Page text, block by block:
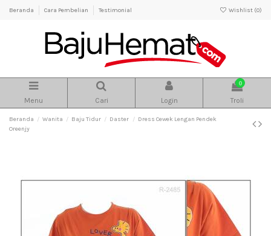
Beranda Cara Pembelian Testimonial Wishlist (0)
Menu Cari Login
0
Troli
Beranda Wanita Baju Tidur Daster
Dress Cewek Lengan Pendek
Oreenjy